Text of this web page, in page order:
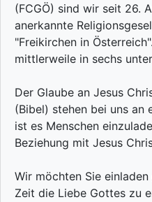
(FCGÖ) sind wir seit 26.
anerkannte
"Freikirchen in
mittlerweile in sechs
Der Glaube an Jesus
(Bibel) stehen bei uns an
ist es Menschen
Beziehung mit Jesus
Wir möchten Sie
Zeit die Liebe Gottes zu